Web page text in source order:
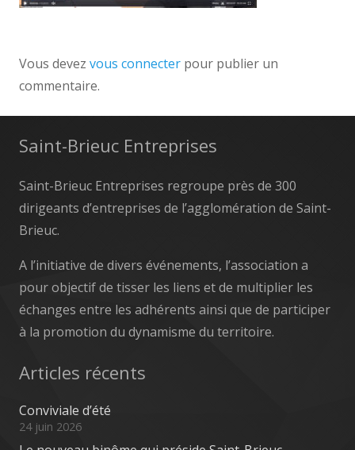
Vous devez vous connecter pour publier un
commentaire.
Saint-Brieuc Entreprises
Saint-Brieuc Entreprises regroupe près de 300
dirigeants d’entreprises de l’agglomération de Saint-
Brieuc.
A l’initiative de divers événements, l’association a
pour objectif de tisser les liens et de multiplier les
échanges entre les adhérents ainsi que de participer
à la promotion du dynamisme du territoire.
Articles récents
Conviviale d’été
24 juin 2026